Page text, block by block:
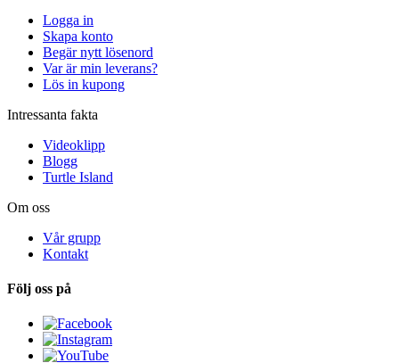
Logga in
Skapa konto
Begär nytt lösenord
Var är min leverans?
Lös in kupong
Intressanta fakta
Videoklipp
Blogg
Turtle Island
Om oss
Vår grupp
Kontakt
Följ oss på